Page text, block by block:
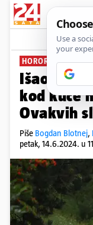
HORORI U
Išao u
kod kuće
Ovakvih
Piše Bogdan Blotnej,
petak, 14.6.2024. u